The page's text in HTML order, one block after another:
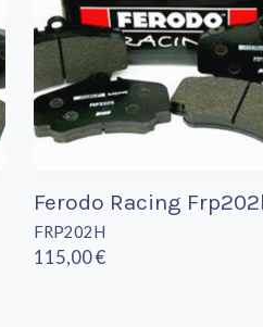
Ferodo Racing
FRP202H
115,00 €